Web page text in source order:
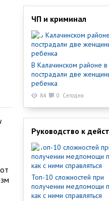
ЧП и криминал
В Калачинском районе
пострадали две
ребенка
84 0 Сегодня
Руководство к
Топ-10 сложностей при
получении медпомощи
как с ними справляться